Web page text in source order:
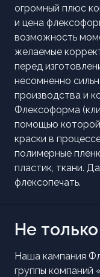
огромный плюс
и цена
возможность
желаемые
перед
несомненно
производства и
Флексоформа
помощью
краски в
полимерные
пластик, ткани.
флексопечать.
Не
Наша кампания
группы компаний